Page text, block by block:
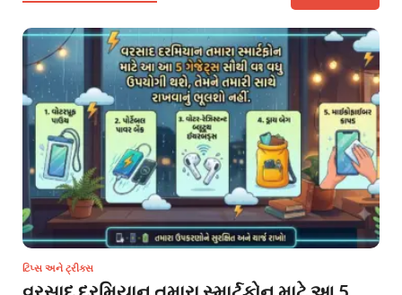
ટિપ્સ અને ટ્રીક્સ